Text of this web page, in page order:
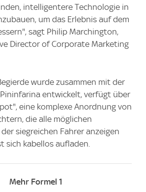
intelligentere Technologie in
um das Erlebnis auf dem
sagt Philip Marchington,
Director of Corporate Marketing
wurde zusammen mit der
entwickelt, verfügt über
eine komplexe Anordnung von
die alle möglichen
siegreichen Fahrer anzeigen
sich kabellos aufladen.
Mehr Formel 1